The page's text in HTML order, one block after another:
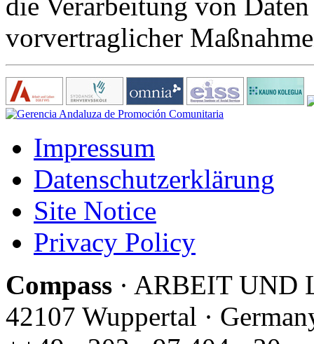
vorvertraglicher
Impressum
Datenschutzerklärung
Site Notice
Privacy Policy
Compass · ARBEIT UND
42107 Wuppertal ·